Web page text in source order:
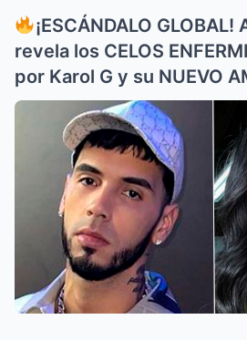
¡ESCÁNDALO
revela los CELOS
por Karol G y su NUEVO